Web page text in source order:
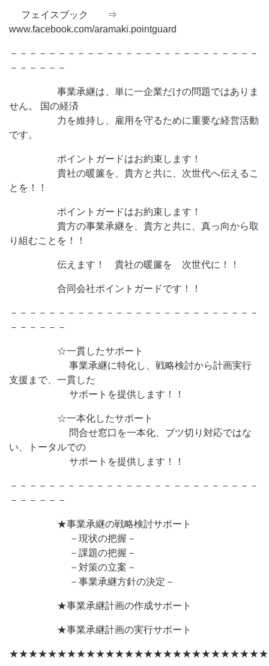
フェイスブック ⇒
www.facebook.com/aramaki.pointguard
－－－－－－－－－－－－－－－－－－－－－－－－－－
－－－－－－
事業承継は、単に一企業だけの問題ではありま
せん。 国の経済
力を維持し、雇用を守るために重要な経営活動
です。
ポイントガードはお約束します！
貴社の暖簾を、貴方と共に、次世代へ伝えるこ
とを！！
ポイントガードはお約束します！
貴方の事業承継を、貴方と共に、真っ向から取
り組むことを！！
伝えます！ 貴社の暖簾を 次世代に！！
合同会社ポイントガードです！！
－－－－－－－－－－－－－－－－－－－－－－－－－－
－－－－－－
☆一貫したサポート
事業承継に特化し、戦略検討から計画実行
支援まで、一貫した
サポートを提供します！！
☆一本化したサポート
問合せ窓口を一本化、ブツ切り対応ではな
い、トータルでの
サポートを提供します！！
－－－－－－－－－－－－－－－－－－－－－－－－－－
－－－－－－
★事業承継の戦略検討サポート
－現状の把握－
－課題の把握－
－対策の立案－
－事業承継方針の決定－
★事業承継計画の作成サポート
★事業承継計画の実行サポート